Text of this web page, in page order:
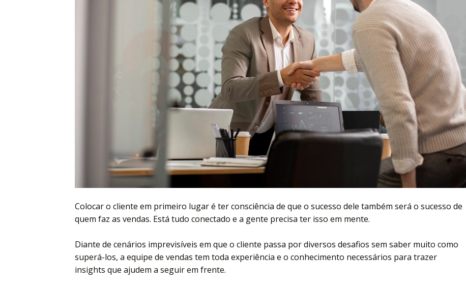
Colocar o cliente em primeiro lugar é ter consciência de que o sucesso dele também será o sucesso de
quem faz as vendas. Está tudo conectado e a gente precisa ter isso em mente.
Diante de cenários imprevisíveis em que o cliente passa por diversos desafios sem saber muito como
superá-los, a equipe de vendas tem toda experiência e o conhecimento necessários para trazer
insights que ajudem a seguir em frente.